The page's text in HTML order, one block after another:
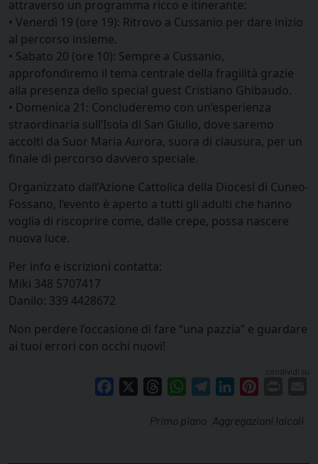
attraverso un programma ricco e itinerante:
•⁠ ⁠Venerdì 19 (ore 19): Ritrovo a Cussanio per dare inizio
al percorso insieme.
•⁠ ⁠Sabato 20 (ore 10): Sempre a Cussanio,
approfondiremo il tema centrale della fragilità grazie
alla presenza dello special guest Cristiano Ghibaudo.
•⁠ ⁠Domenica 21: Concluderemo con un’esperienza
straordinaria sull’Isola di San Giulio, dove saremo
accolti da Suor Maria Aurora, suora di clausura, per un
finale di percorso davvero speciale.
Organizzato dall’Azione Cattolica della Diocesi di Cuneo-
Fossano, l’evento è aperto a tutti gli adulti che hanno
voglia di riscoprire come, dalle crepe, possa nascere
nuova luce.
Per info e iscrizioni contatta:
Miki 348 5707417
Danilo: 339 4428672
Non perdere l’occasione di fare “una pazzia” e guardare
ai tuoi errori con occhi nuovi!
condividi su
Facebook ThreadsWhatsAppTelegramLinkedIn
Aggregazioni laicali
Primo piano